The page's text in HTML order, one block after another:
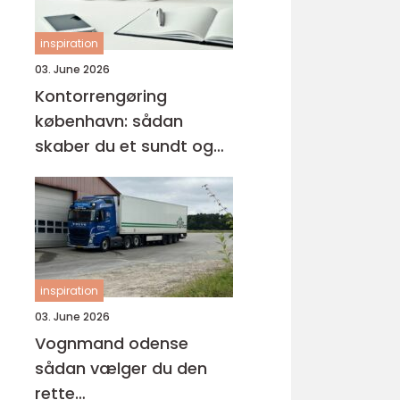
inspiration
03. June 2026
Kontorrengøring
københavn: sådan
skaber du et sundt og
professionelt
arbejdsmiljø
inspiration
03. June 2026
Vognmand odense
sådan vælger du den
rette